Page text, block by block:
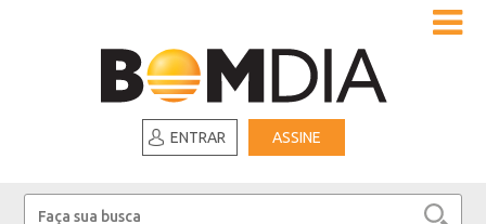
ENTRAR ASSINE